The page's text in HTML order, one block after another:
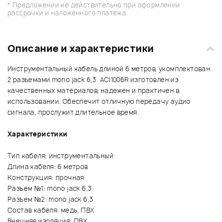
* Предложении не действительно при оформлении
рассрочки и наложенного платежа
Описание и характеристики
Инструментальный кабель длиной 6 метров, укомплектован
2 разъемами mono jack 6,3. ACI1006R изготовлен из
качественных материалов, надежен и практичен в
использовании. Обеспечит отличную передачу аудио
сигнала, прослужит длительное время.
Характеристики
Тип кабеля: инструментальный
Длина кабеля: 6 метров
Конструкция: прочная
Разъем №1: mono jack 6,3
Разъем №2: mono jack 6,3
Состав кабеля: медь, ПВХ